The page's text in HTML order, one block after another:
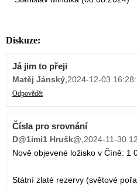
Diskuze:
Já jim to přeji
Matěj Jánský 2024-12-03
Odpovědět
Čísla pro srovnání
D@1imi1 Hrušk@ 2024-11-30
Nově objevené ložisko v Číně: 1
Státní zlaté rezervy (světové